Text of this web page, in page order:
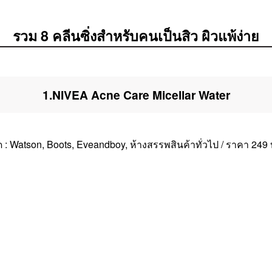
รวม 8 คลีนซิ่งสำหรับคนเป็นสิว ผิวแพ้ง่าย
1.NIVEA Acne Care Micellar Water
: Watson, Boots, Eveandboy, ห้างสรรพสินค้าทั่วไป / ราคา 249